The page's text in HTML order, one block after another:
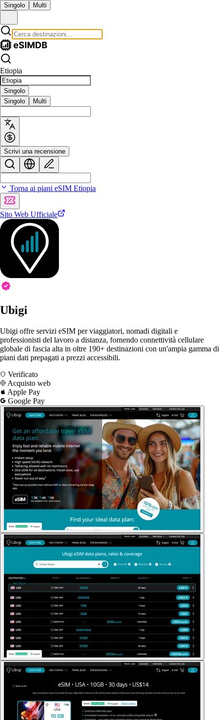
Singolo Multi
Etiopia
Singolo
Singolo
Multi
Scrivi una recensione
Torna ai piani eSIM Etiopia
Sito Web Ufficiale
Ubigi
Ubigi offre servizi eSIM per viaggiatori, nomadi digitali e
professionisti del lavoro a distanza, fornendo connettività cellulare
globale di fascia alta in oltre 190+ destinazioni con un'ampia gamma di
piani dati prepagati a prezzi accessibili.
Verificato
Acquisto web
Apple Pay
Google Pay